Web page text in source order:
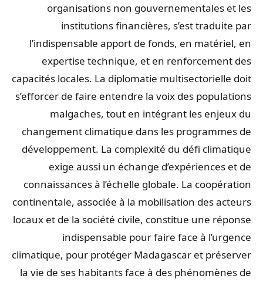
organisations non gouvernementales et les
institutions financières, s’est traduite par
l’indispensable apport de fonds, en matériel, en
expertise technique, et en renforcement des
capacités locales. La diplomatie multisectorielle doit
s’efforcer de faire entendre la voix des populations
malgaches, tout en intégrant les enjeux du
changement climatique dans les programmes de
développement. La complexité du défi climatique
exige aussi un échange d’expériences et de
connaissances à l’échelle globale. La coopération
continentale, associée à la mobilisation des acteurs
locaux et de la société civile, constitue une réponse
indispensable pour faire face à l’urgence
climatique, pour protéger Madagascar et préserver
la vie de ses habitants face à des phénomènes de